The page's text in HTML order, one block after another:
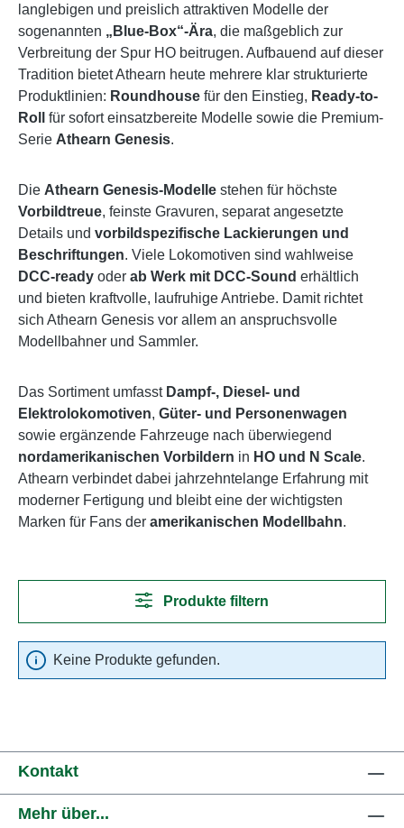
langlebigen und preislich attraktiven Modelle der
sogenannten „Blue-Box“-Ära, die maßgeblich zur
Verbreitung der Spur HO beitrugen. Aufbauend auf dieser
Tradition bietet Athearn heute mehrere klar strukturierte
Produktlinien: Roundhouse für den Einstieg, Ready-to-
Roll
für sofort einsatzbereite Modelle sowie die Premium-
Serie Athearn Genesis.
Die Athearn Genesis-Modelle stehen für höchste
Vorbildtreue, feinste Gravuren, separat angesetzte
Details und vorbildspezifische Lackierungen und
Beschriftungen. Viele Lokomotiven sind wahlweise
DCC-ready oder ab Werk mit DCC-Sound erhältlich
und bieten kraftvolle, laufruhige Antriebe. Damit richtet
sich Athearn Genesis vor allem an anspruchsvolle
Modellbahner und Sammler.
Das Sortiment umfasst Dampf-, Diesel- und
Elektrolokomotiven, Güter- und Personenwagen
sowie ergänzende Fahrzeuge nach überwiegend
nordamerikanischen Vorbildern in HO und N Scale.
Athearn verbindet dabei jahrzehntelange Erfahrung mit
moderner Fertigung und bleibt eine der wichtigsten
Marken für Fans der amerikanischen Modellbahn.
Produkte filtern
Keine Produkte gefunden.
Kontakt
Mehr über...